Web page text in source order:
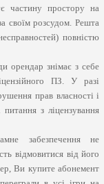
частину простору на
своїм розсудом. Решта
повністю
орендар знімає з себе
ПЗ. У разі
прав власності і
з ліцензування
забезпечення не
відмовитися від його
Ви купите абонемент